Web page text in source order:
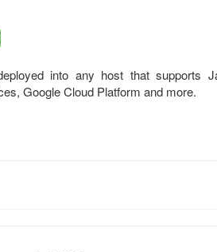
into any host that supports
Google Cloud Platform and more.